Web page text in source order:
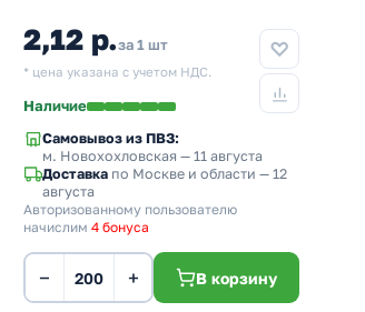
2,12 р.за 1 шт
* цена указана с учетом НДС.
Наличие
Самовывоз из ПВЗ:
м. Новохохловская — 11 августа
Доставка по Москве и области — 12
августа
Авторизованному пользователю
начислим 4 бонуса
− + В корзину